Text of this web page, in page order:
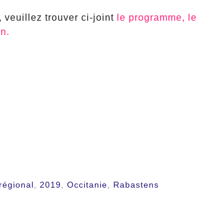
veuillez trouver ci-joint le programme, le
2019 Occitanie Rabastens